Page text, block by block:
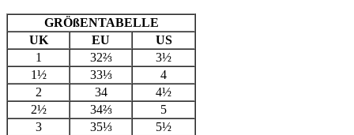
GRÖßENTABELLE
UK
EU
US
1
32⅔
3½
1½
33⅓
4
2
34
4½
2½
34⅔
5
3
35⅓
5½